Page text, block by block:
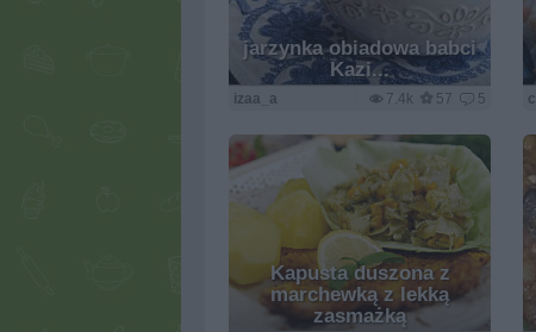
jarzynka obiadowa babci
Kazi...
7.4k 57 5
izaa_a
Kapusta duszona z
marchewką z lekką
zasmażką